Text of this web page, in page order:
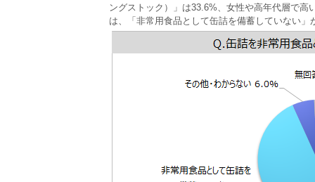
ングストック）」は33.6%、女性や高年代層で
は、「非常用食品として缶詰を備蓄していない